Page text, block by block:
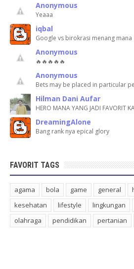
Anonymous
Yeaaa
iqbal
Google vs birokrasi menang mana
Anonymous
🔥🔥🔥🔥🔥
Anonymous
Bets may be placed in particular
Hilman Dani Aufar
HERO MANA YANG JADI FAVORIT
DreamingAlone
Bang rank nya epical glory
FAVORIT TAGS
agama bola game general
kesehatan
lifestyle lingkungan
olahraga
pendidikan pertanian